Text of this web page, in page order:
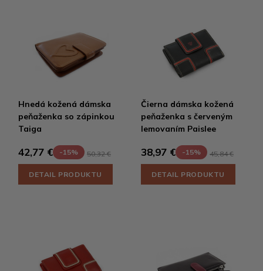
Hnedá kožená dámska
peňaženka so zápinkou
Taiga
42,77 € -15% 50,32 €
DETAIL PRODUKTU
Čierna dámska kožená
peňaženka s červeným
lemovaním Paislee
38,97 € -15% 45,84 €
DETAIL PRODUKTU